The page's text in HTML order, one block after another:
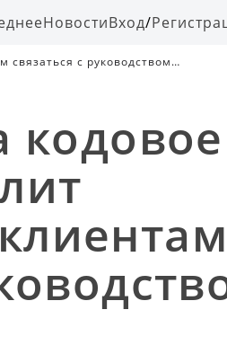
НовостиВход/
с руководством